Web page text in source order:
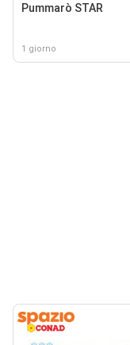
Pummarò STAR
1 giorno